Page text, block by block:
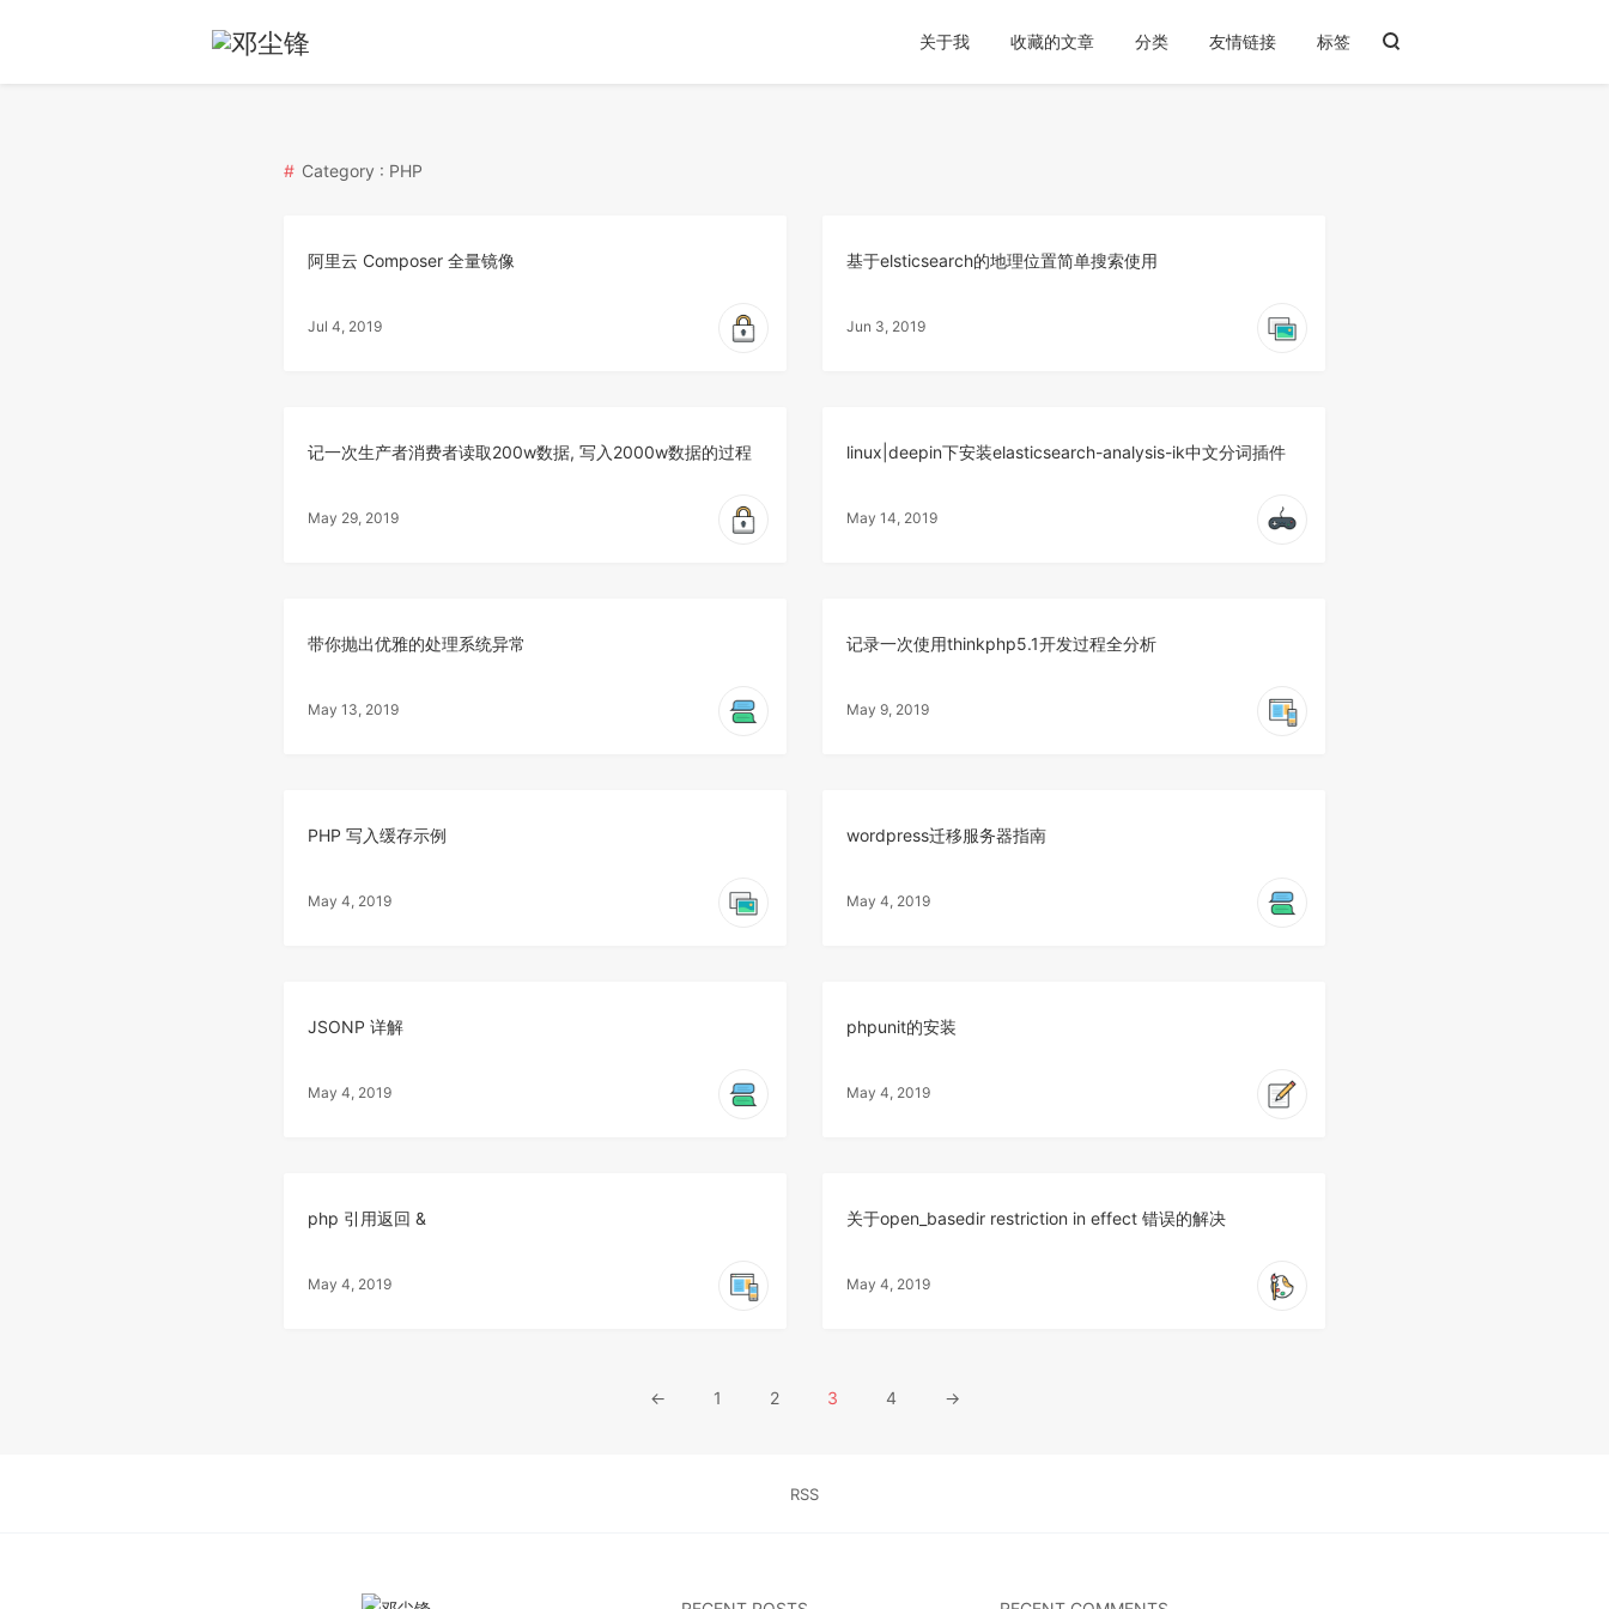
关于我 收藏的文章 分类 友情链接 标签
Category : PHP
阿里云 Composer 全量镜像
Jul 4, 2019
基于elsticsearch的地理位置简单搜索使用
Jun 3, 2019
记一次生产者消费者读取200w数据, 写入2000w数据的过程
May 29, 2019
linux|deepin下安装elasticsearch-analysis-ik中文分词插件
May 14, 2019
带你抛出优雅的处理系统异常
May 13, 2019
记录一次使用thinkphp5.1开发过程全分析
May 9, 2019
PHP 写入缓存示例
May 4, 2019
wordpress迁移服务器指南
May 4, 2019
JSONP 详解
May 4, 2019
phpunit的安装
May 4, 2019
php 引用返回 &
May 4, 2019
关于open_basedir restriction in effect 错误的解决
May 4, 2019
← 1 2 3 4 →
RSS